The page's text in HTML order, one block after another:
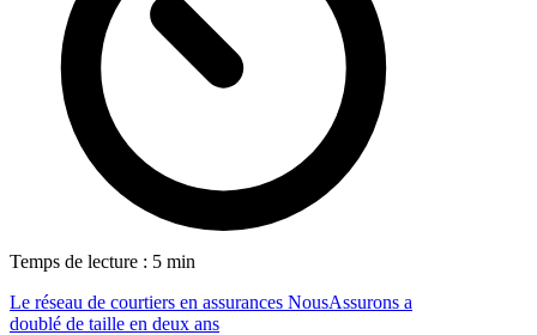
Temps de lecture : 5 min
Le réseau de courtiers en assurances NousAssurons a
doublé de taille en deux ans